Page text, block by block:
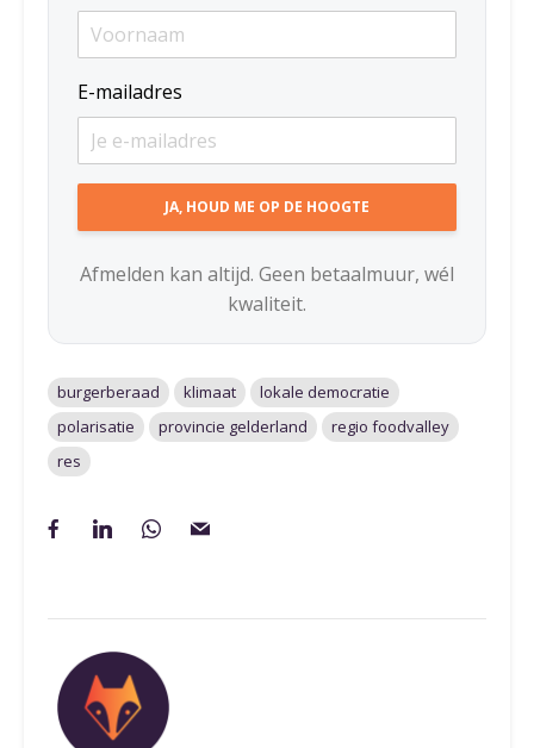
E-mailadres
Afmelden kan altijd. Geen betaalmuur, wél
kwaliteit.
burgerberaad klimaat
lokale democratie
polarisatie
provincie gelderland
regio foodvalley
res